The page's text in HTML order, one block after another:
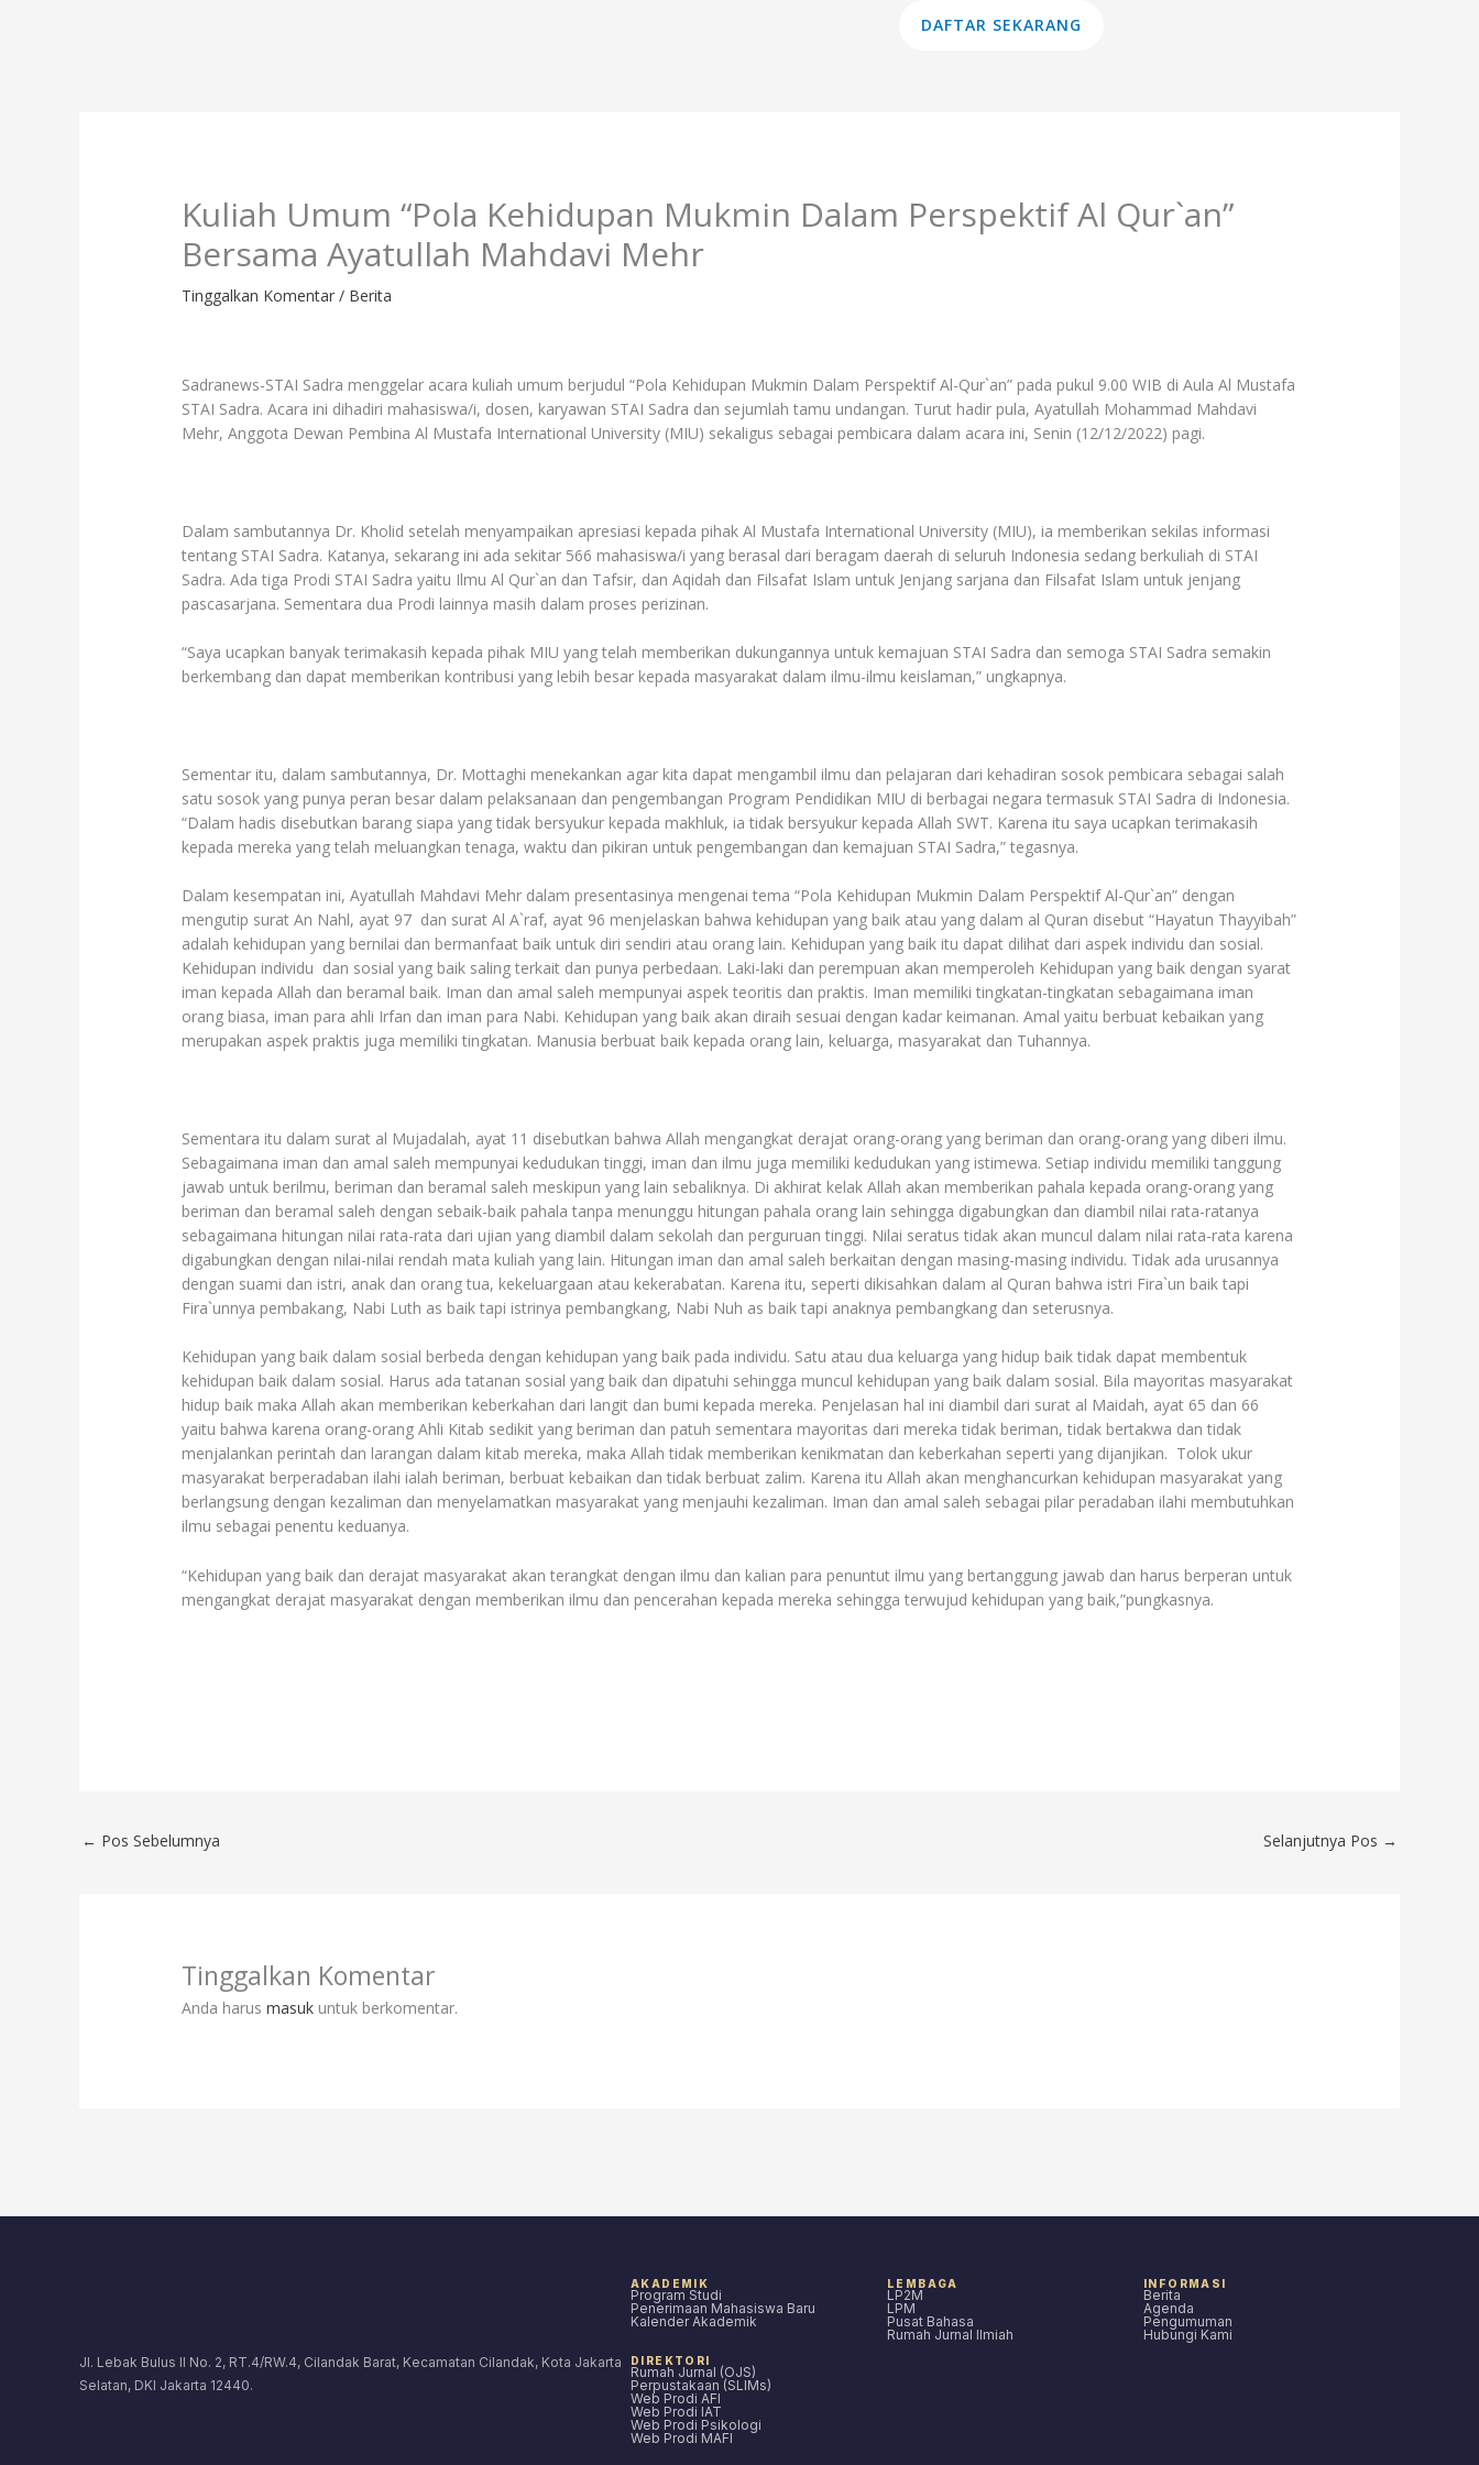
DAFTAR SEKARANG
Kuliah Umum “Pola Kehidupan Mukmin Dalam Perspektif Al Qur`an”
Bersama Ayatullah Mahdavi Mehr
Tinggalkan Komentar / Berita
Sadranews-STAI Sadra menggelar acara kuliah umum berjudul “Pola Kehidupan Mukmin Dalam Perspektif Al-Qur`an” pada pukul 9.00 WIB di Aula Al Mustafa
STAI Sadra. Acara ini dihadiri mahasiswa/i, dosen, karyawan STAI Sadra dan sejumlah tamu undangan. Turut hadir pula, Ayatullah Mohammad Mahdavi
Mehr, Anggota Dewan Pembina Al Mustafa International University (MIU) sekaligus sebagai pembicara dalam acara ini, Senin (12/12/2022) pagi.
Dalam sambutannya Dr. Kholid setelah menyampaikan apresiasi kepada pihak Al Mustafa International University (MIU), ia memberikan sekilas informasi
tentang STAI Sadra. Katanya, sekarang ini ada sekitar 566 mahasiswa/i yang berasal dari beragam daerah di seluruh Indonesia sedang berkuliah di STAI
Sadra. Ada tiga Prodi STAI Sadra yaitu Ilmu Al Qur`an dan Tafsir, dan Aqidah dan Filsafat Islam untuk Jenjang sarjana dan Filsafat Islam untuk jenjang
pascasarjana. Sementara dua Prodi lainnya masih dalam proses perizinan.
“Saya ucapkan banyak terimakasih kepada pihak MIU yang telah memberikan dukungannya untuk kemajuan STAI Sadra dan semoga STAI Sadra semakin
berkembang dan dapat memberikan kontribusi yang lebih besar kepada masyarakat dalam ilmu-ilmu keislaman,” ungkapnya.
Sementar itu, dalam sambutannya, Dr. Mottaghi menekankan agar kita dapat mengambil ilmu dan pelajaran dari kehadiran sosok pembicara sebagai salah
satu sosok yang punya peran besar dalam pelaksanaan dan pengembangan Program Pendidikan MIU di berbagai negara termasuk STAI Sadra di Indonesia.
“Dalam hadis disebutkan barang siapa yang tidak bersyukur kepada makhluk, ia tidak bersyukur kepada Allah SWT. Karena itu saya ucapkan terimakasih
kepada mereka yang telah meluangkan tenaga, waktu dan pikiran untuk pengembangan dan kemajuan STAI Sadra,” tegasnya.
Dalam kesempatan ini, Ayatullah Mahdavi Mehr dalam presentasinya mengenai tema “Pola Kehidupan Mukmin Dalam Perspektif Al-Qur`an” dengan
mengutip surat An Nahl, ayat 97 dan surat Al A`raf, ayat 96 menjelaskan bahwa kehidupan yang baik atau yang dalam al Quran disebut “Hayatun Thayyibah”
adalah kehidupan yang bernilai dan bermanfaat baik untuk diri sendiri atau orang lain. Kehidupan yang baik itu dapat dilihat dari aspek individu dan sosial.
Kehidupan individu dan sosial yang baik saling terkait dan punya perbedaan. Laki-laki dan perempuan akan memperoleh Kehidupan yang baik dengan syarat
iman kepada Allah dan beramal baik. Iman dan amal saleh mempunyai aspek teoritis dan praktis. Iman memiliki tingkatan-tingkatan sebagaimana iman
orang biasa, iman para ahli Irfan dan iman para Nabi. Kehidupan yang baik akan diraih sesuai dengan kadar keimanan. Amal yaitu berbuat kebaikan yang
merupakan aspek praktis juga memiliki tingkatan. Manusia berbuat baik kepada orang lain, keluarga, masyarakat dan Tuhannya.
Sementara itu dalam surat al Mujadalah, ayat 11 disebutkan bahwa Allah mengangkat derajat orang-orang yang beriman dan orang-orang yang diberi ilmu.
Sebagaimana iman dan amal saleh mempunyai kedudukan tinggi, iman dan ilmu juga memiliki kedudukan yang istimewa. Setiap individu memiliki tanggung
jawab untuk berilmu, beriman dan beramal saleh meskipun yang lain sebaliknya. Di akhirat kelak Allah akan memberikan pahala kepada orang-orang yang
beriman dan beramal saleh dengan sebaik-baik pahala tanpa menunggu hitungan pahala orang lain sehingga digabungkan dan diambil nilai rata-ratanya
sebagaimana hitungan nilai rata-rata dari ujian yang diambil dalam sekolah dan perguruan tinggi. Nilai seratus tidak akan muncul dalam nilai rata-rata karena
digabungkan dengan nilai-nilai rendah mata kuliah yang lain. Hitungan iman dan amal saleh berkaitan dengan masing-masing individu. Tidak ada urusannya
dengan suami dan istri, anak dan orang tua, kekeluargaan atau kekerabatan. Karena itu, seperti dikisahkan dalam al Quran bahwa istri Fira`un baik tapi
Fira`unnya pembakang, Nabi Luth as baik tapi istrinya pembangkang, Nabi Nuh as baik tapi anaknya pembangkang dan seterusnya.
Kehidupan yang baik dalam sosial berbeda dengan kehidupan yang baik pada individu. Satu atau dua keluarga yang hidup baik tidak dapat membentuk
kehidupan baik dalam sosial. Harus ada tatanan sosial yang baik dan dipatuhi sehingga muncul kehidupan yang baik dalam sosial. Bila mayoritas masyarakat
hidup baik maka Allah akan memberikan keberkahan dari langit dan bumi kepada mereka. Penjelasan hal ini diambil dari surat al Maidah, ayat 65 dan 66
yaitu bahwa karena orang-orang Ahli Kitab sedikit yang beriman dan patuh sementara mayoritas dari mereka tidak beriman, tidak bertakwa dan tidak
menjalankan perintah dan larangan dalam kitab mereka, maka Allah tidak memberikan kenikmatan dan keberkahan seperti yang dijanjikan. Tolok ukur
masyarakat berperadaban ilahi ialah beriman, berbuat kebaikan dan tidak berbuat zalim. Karena itu Allah akan menghancurkan kehidupan masyarakat yang
berlangsung dengan kezaliman dan menyelamatkan masyarakat yang menjauhi kezaliman. Iman dan amal saleh sebagai pilar peradaban ilahi membutuhkan
ilmu sebagai penentu keduanya.
“Kehidupan yang baik dan derajat masyarakat akan terangkat dengan ilmu dan kalian para penuntut ilmu yang bertanggung jawab dan harus berperan untuk
mengangkat derajat masyarakat dengan memberikan ilmu dan pencerahan kepada mereka sehingga terwujud kehidupan yang baik,”pungkasnya.
← Pos Sebelumnya Selanjutnya Pos →
Tinggalkan Komentar
Anda harusmasuk untuk berkomentar.
Jl. Lebak Bulus II No. 2, RT.4/RW.4, Cilandak Barat, Kecamatan Cilandak, Kota Jakarta
Selatan, DKI Jakarta 12440.
AKADEMIK
Program Studi
Penerimaan Mahasiswa Baru
Kalender Akademik
LEMBAGA
LP2M
LPM
Pusat Bahasa
Rumah Jurnal Ilmiah
INFORMASI
Berita
Agenda
Pengumuman
Hubungi Kami
DIREKTORI
Rumah Jurnal (OJS)
Perpustakaan (SLIMs)
Web Prodi AFI
Web Prodi IAT
Web Prodi Psikologi
Web Prodi MAFI